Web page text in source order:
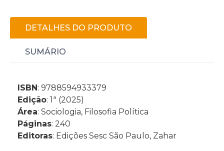
DETALHES DO PRODUTO
SUMÁRIO
ISBN: 9788594933379
Edição: 1ª (2025)
Área: Sociologia, Filosofia Política
Páginas: 240
Editoras: Edições Sesc São Paulo, Zahar